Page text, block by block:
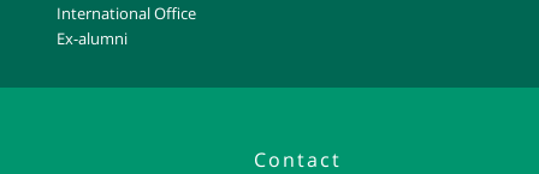
International Office
Ex-alumni
Contact